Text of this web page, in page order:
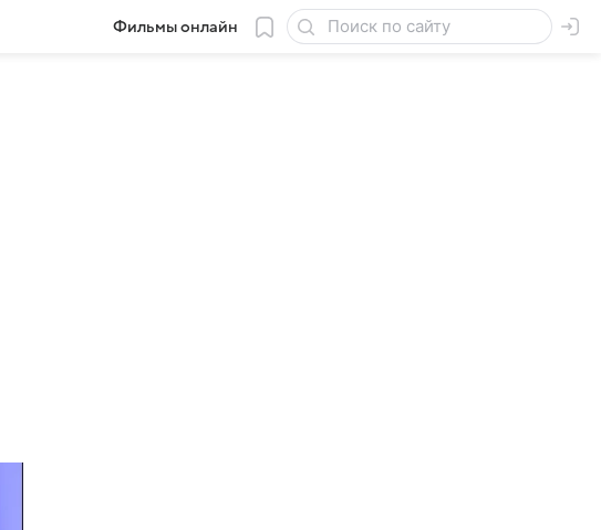
Фильмы онлайн